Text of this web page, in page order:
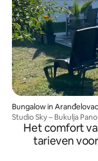
Bungalow in Aranđelovac
Studio Sky – Bukulja
Het comfort
tarieven